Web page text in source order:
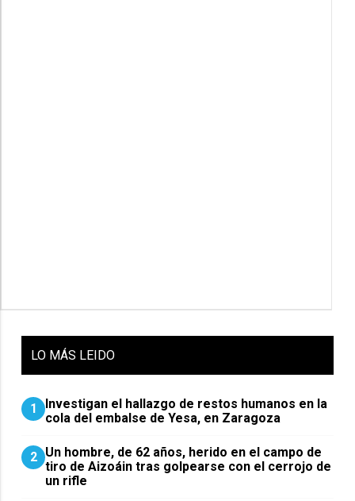
LO MÁS LEIDO
1
Investigan el hallazgo de restos humanos en la
cola del embalse de Yesa, en Zaragoza
2 Un hombre, de 62 años, herido en el campo de
tiro de Aizoáin tras golpearse con el cerrojo de
un rifle